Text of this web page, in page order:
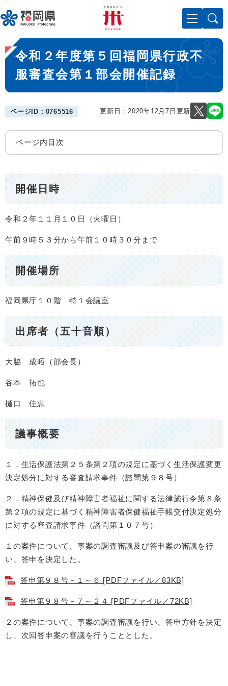
ー
ジ
先
頭
。
メニューを飛ばして本文へ
本
文
令和２年度第５回福岡県行政不
服審査会第１部会開催記録
ページID：0765516 更新日：2020年12月7日更新
ページ内目次
開催日時
令和２年１１月１０日（火曜日）
午前９時５３分から午前１０時３０分まで
開催場所
福岡県庁１０階 特１会議室
出席者（五十音順）
大脇 成昭（部会長）
谷本 拓也
樋口 佳恵
議事概要
１．生活保護法第２５条第２項の規定に基づく生活保護変更
決定処分に対する審査請求事件（諮問第９８号）
２．精神保健及び精神障害者福祉に関する法律施行令第８条
第２項の規定に基づく精神障害者保健福祉手帳交付決定処分
に対する審査請求事件（諮問第１０７号）
１の案件について、事案の調査審議及び答申案の審議を行
い、答申を決定した。
答申第９８号－１～６ [PDFファイル／83KB]
答申第９８号－７～２４ [PDFファイル／72KB]
２の案件について、事案の調査審議を行い、答申方針を決定
し、次回答申案の審議を行うこととした。